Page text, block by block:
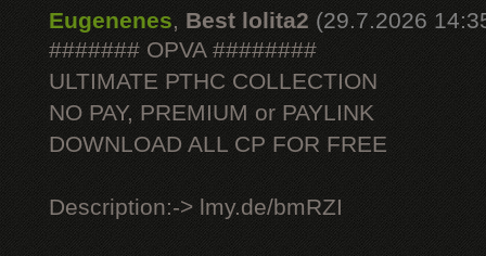
Eugenenes, Best lolita2 (29.7.2026
####### OPVA ########
ULTIMATE РТНС COLLECTION
NO PAY, PREMIUM or PAYLINK
DOWNLOAD ALL СР FOR FREE
Description:-> lmy.de/bmRZI